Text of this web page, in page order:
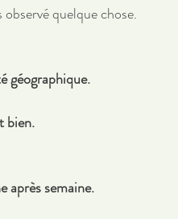
quelque chose.
géographique.
bien.
après semaine.